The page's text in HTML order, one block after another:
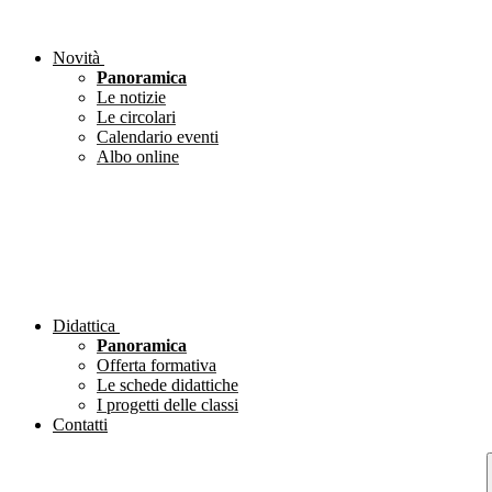
Novità
Panoramica
Le notizie
Le circolari
Calendario eventi
Albo online
Didattica
Panoramica
Offerta formativa
Le schede didattiche
I progetti delle classi
Contatti